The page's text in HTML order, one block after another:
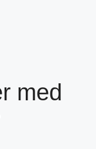
med